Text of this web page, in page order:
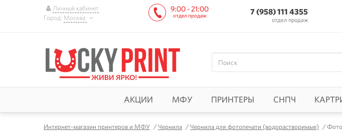
Личный кабинет
Город: Москва
9:00 - 21:00
отдел продаж 7 (958) 111 4355
отдел продаж
АКЦИИ МФУ ПРИНТЕРЫ СНПЧ
Интернет-магазин принтеров и МФУ /Чернила /Чернила для фотопечати (водорастворимые) /